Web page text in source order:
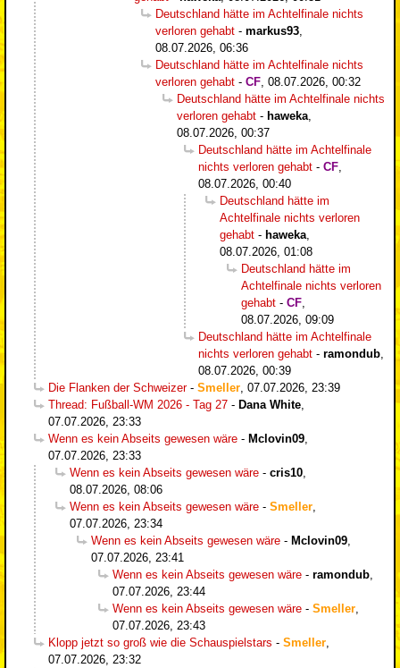
Deutschland hätte im Achtelfinale nichts
verloren gehabt - markus93
08.07.2026, 06:36
Deutschland hätte im Achtelfinale nichts
verloren gehabt - CF 08.07.2026, 00:32
Deutschland hätte im Achtelfinale nichts
verloren gehabt - haweka
08.07.2026, 00:37
Deutschland hätte im Achtelfinale
nichts verloren gehabt - CF
08.07.2026, 00:40
Deutschland hätte im
Achtelfinale nichts verloren
gehabt - haweka
08.07.2026, 01:08
Deutschland hätte im
Achtelfinale nichts verloren
gehabt - CF
08.07.2026, 09:09
Deutschland hätte im Achtelfinale
nichts verloren gehabt - ramondub
08.07.2026, 00:39
Die Flanken der Schweizer- Smeller 07.07.2026, 23:39
Thread: Fußball-WM 2026 - Tag 27 - Dana White
07.07.2026, 23:33
Wenn es kein Abseits gewesen wäre - Mclovin09
07.07.2026, 23:33
Wenn es kein Abseits gewesen wäre - cris10
08.07.2026, 08:06
Wenn es kein Abseits gewesen wäre - Smeller
07.07.2026, 23:34
Wenn es kein Abseits gewesen wäre - Mclovin09
07.07.2026, 23:41
Wenn es kein Abseits gewesen wäre - ramondub
07.07.2026, 23:44
Wenn es kein Abseits gewesen wäre - Smeller
07.07.2026, 23:43
Klopp jetzt so groß wie die Schauspielstars - Smeller
07.07.2026, 23:32